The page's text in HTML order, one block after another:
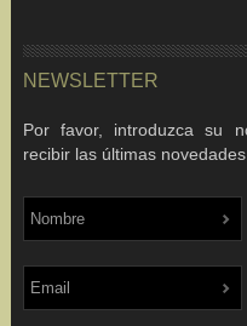
NEWSLETTER
Por favor, introduzca su
recibir las últimas